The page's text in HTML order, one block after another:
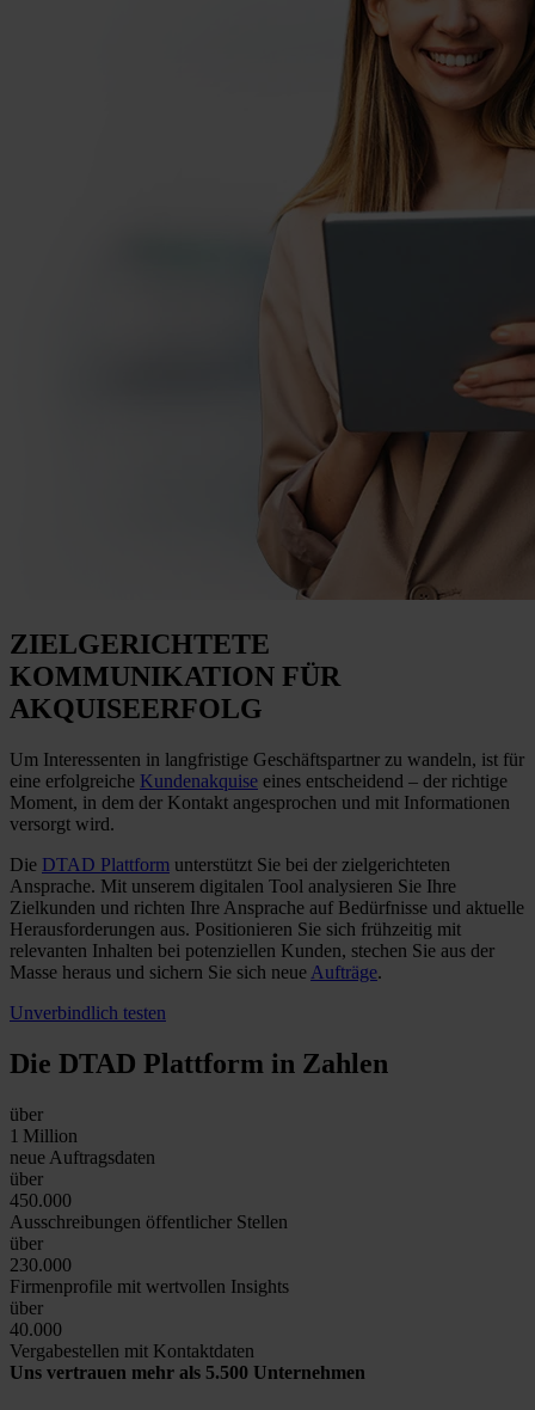
ZIELGERICHTETE
KOMMUNIKATION FÜR
AKQUISEERFOLG
Um Interessenten in langfristige Geschäftspartner zu wandeln, ist für
eine erfolgreiche Kundenakquise eines entscheidend – der richtige
Moment, in dem der Kontakt angesprochen und mit Informationen
versorgt wird.
Die DTAD Plattform unterstützt Sie bei der zielgerichteten
Ansprache. Mit unserem digitalen Tool analysieren Sie Ihre
Zielkunden und richten Ihre Ansprache auf Bedürfnisse und aktuelle
Herausforderungen aus. Positionieren Sie sich frühzeitig mit
relevanten Inhalten bei potenziellen Kunden, stechen Sie aus der
Masse heraus und sichern Sie sich neue Aufträge.
Unverbindlich testen
Die DTAD Plattform in Zahlen
über
1 Million
neue Auftragsdaten
über
450.000
Ausschreibungen öffentlicher Stellen
über
230.000
Firmenprofile mit wertvollen Insights
über
40.000
Vergabestellen mit Kontaktdaten
Uns vertrauen mehr als 5.500 Unternehmen